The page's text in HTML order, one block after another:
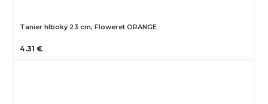
Tanier hlboký 23 cm, Floweret ORANGE
4.31 €